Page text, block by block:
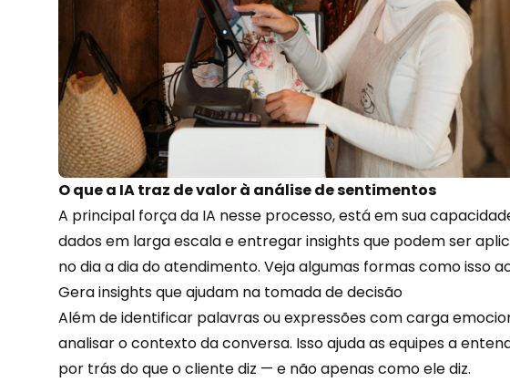
O que a IA traz de valor à análise de sentimentos
A principal força da IA nesse processo, está em sua
dados em larga escala e entregar insights que podem ser
no dia a dia do atendimento. Veja algumas formas como isso
Gera insights que ajudam na tomada de decisão
Além de identificar palavras ou expressões com carga
analisar o contexto da conversa. Isso ajuda as equipes a
por trás do que o cliente diz — e não apenas como ele diz.